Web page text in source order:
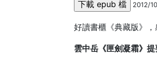
2012/
好讀書櫃《典藏版》，
雲中岳《匣劍凝霜》提